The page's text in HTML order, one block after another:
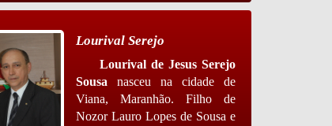
Lourival Serejo
Lourival de Jesus Serejo
Sousa nasceu na cidade de
Viana, Maranhão. Filho de
Nozor Lauro Lopes de Sousa e